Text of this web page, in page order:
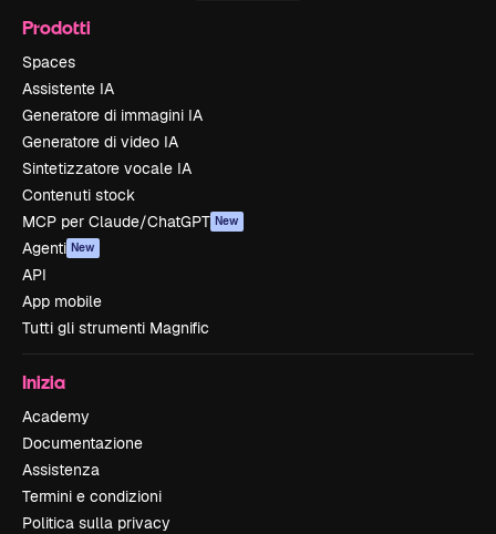
Prodotti
Spaces
Assistente IA
Generatore di immagini IA
Generatore di video IA
Sintetizzatore vocale IA
Contenuti stock
MCP per Claude/ChatGPT New
Agenti New
API
App mobile
Tutti gli strumenti Magnific
Inizia
Academy
Documentazione
Assistenza
Termini e condizioni
Politica sulla privacy